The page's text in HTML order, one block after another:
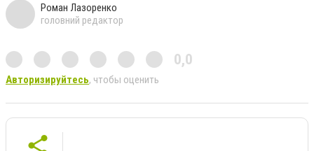
Роман Лазоренко
головний редактор
0,0
Авторизируйтесь, чтобы оценить